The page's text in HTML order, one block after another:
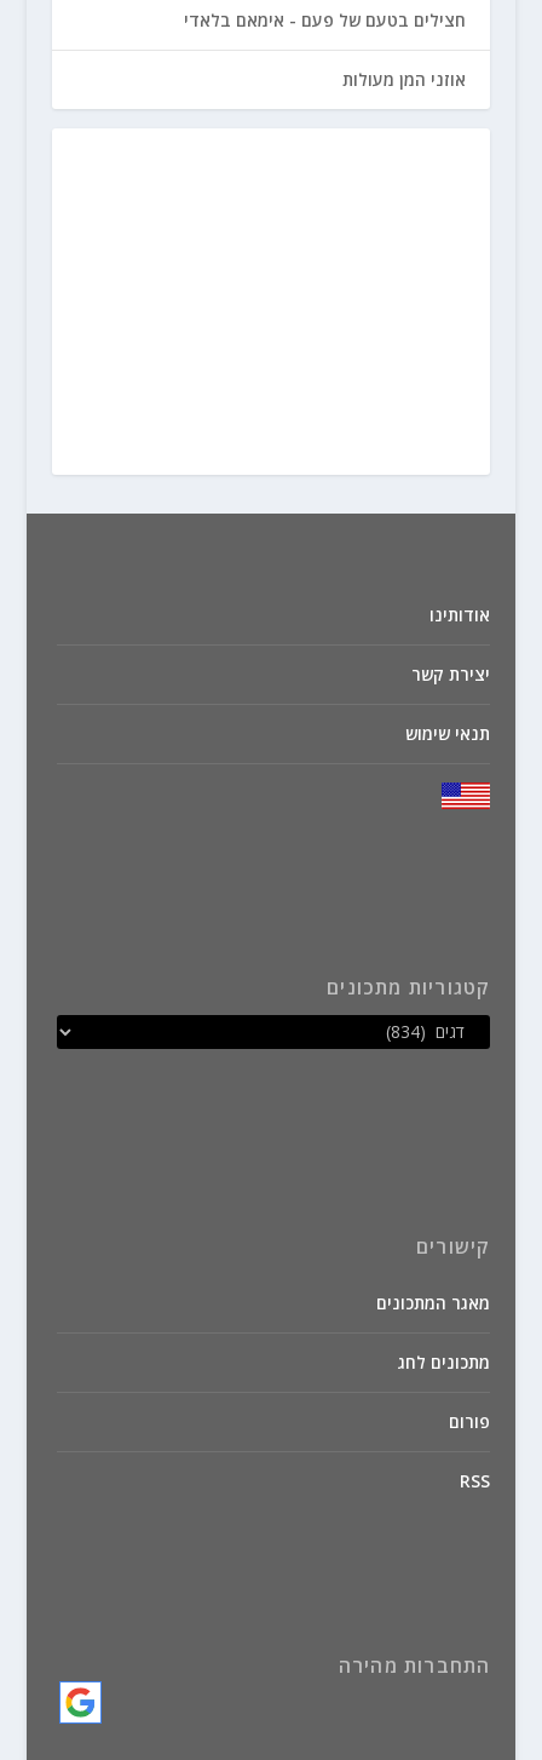
חצילים בטעם של פעם - אימאם בלאדי
אוזני המן מעולות
אודותינו
יצירת קשר
תנאי שימוש
קטגוריות מתכונים
קישורים
מאגר המתכונים
מתכונים לחג
פורום
RSS
התחברות מהירה